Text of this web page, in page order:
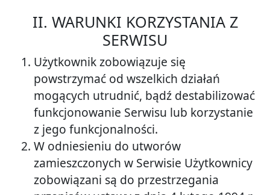
II. WARUNKI KORZYSTANIA Z
SERWISU
Użytkownik zobowiązuje się
powstrzymać od wszelkich działań
mogących utrudnić, bądź destabilizować
funkcjonowanie Serwisu lub korzystanie
z jego funkcjonalności.
W odniesieniu do utworów
zamieszczonych w Serwisie Użytkownicy
zobowiązani są do przestrzegania